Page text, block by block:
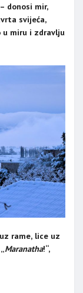
donosi mir,
svijeća,
u miru i zdravlju
rame, lice uz
Maranatha!“,